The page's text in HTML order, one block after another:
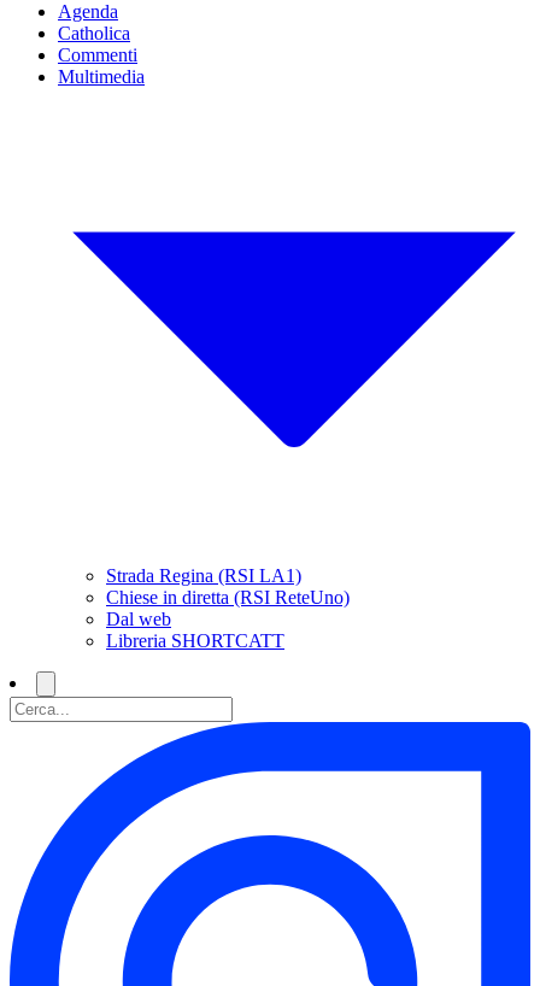
Agenda
Catholica
Commenti
Multimedia
Strada Regina (RSI LA1)
Chiese in diretta (RSI ReteUno)
Dal web
Libreria SHORTCATT